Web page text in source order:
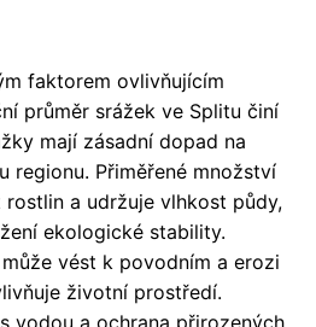
faktorem ovlivňujícím
průměr srážek ve Splitu činí
mají zásadní dopad na
regionu. Přiměřené množství
a udržuje vlhkost půdy,
ekologické stability.
vést k povodním a erozi
životní prostředí.
vodou a ochrana přirozených